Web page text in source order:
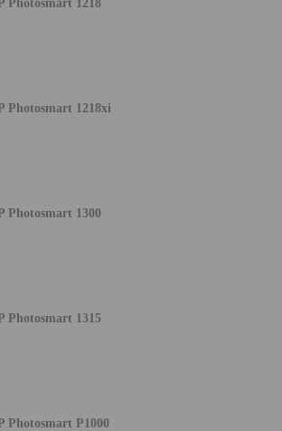
Photosmart 1218
Photosmart 1218xi
Photosmart 1300
Photosmart 1315
Photosmart P1000